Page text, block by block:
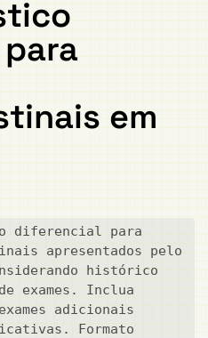
em
diferencial para
apresentados pelo
histórico
exames. Inclua
adicionais
Formato